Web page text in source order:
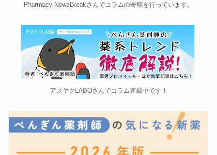
Pharmacy NewsBreakさんでコラムの寄稿を行っています。
アスヤクLABOさんでコラム連載中です！